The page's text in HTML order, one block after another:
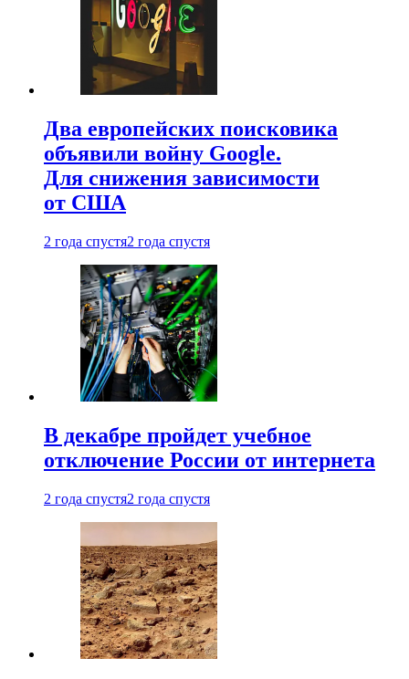
Два европейских поисковика
объявили войну Google.
Для снижения зависимости
от США
2 года спустя2 года спустя
В декабре пройдет учебное
отключение России от интернета
2 года спустя2 года спустя